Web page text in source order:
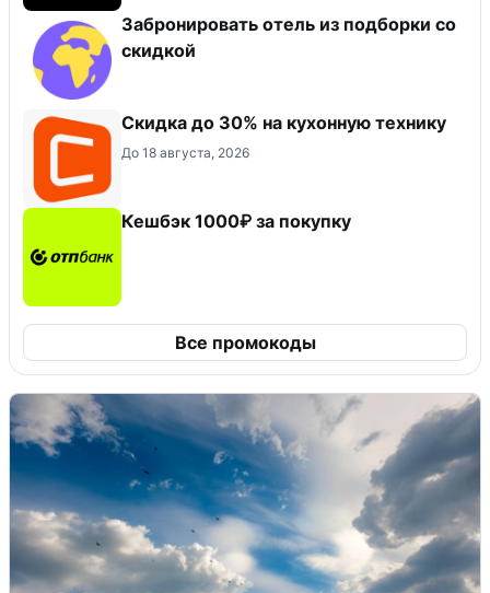
Забронировать отель из подборки со
скидкой
Скидка до 30% на кухонную технику
До 18 августа, 2026
Кешбэк 1000₽ за покупку
Все промокоды